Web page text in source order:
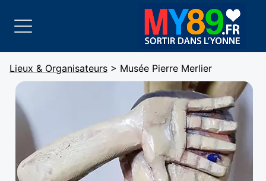
Lieux & Organisateurs > Musée Pierre Merlier